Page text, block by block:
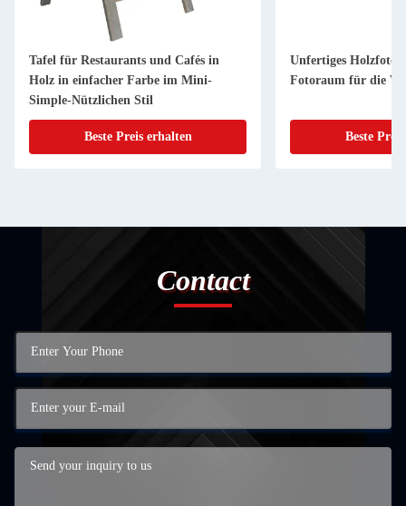
Tafel für Restaurants und Cafés in
Holz in einfacher Farbe im Mini-
Simple-Nützlichen Stil
Beste Preis erhalten
Unfertiges
Fotoraum für die
Beste
Contact